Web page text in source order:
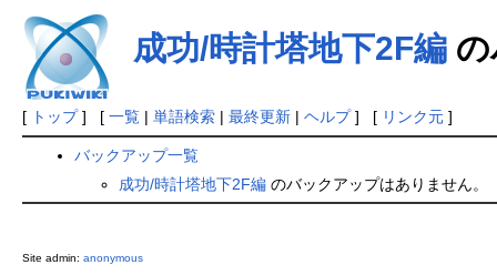
成功/時計塔地下2F編の
[ トップ] [ 一覧| 単語検索| 最終更新| ヘルプ] [ リンク元]
バックアップ一覧
成功/時計塔地下2F編のバックアップはありません。
Site admin: anonymous